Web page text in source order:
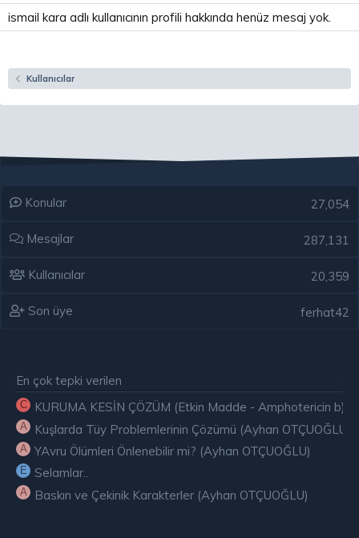
ismail kara adlı kullanıcının profili hakkında henüz mesaj yok.
Kullanıcılar
Konular 27,054
Mesajlar 287,131
Kullanıcılar 20,359
Son üye ferhat42
En çok tepki verilen
C KURUMA KESİN ÇÖZÜM (Etkin Madde - Amphotericin b)
A Kuşlarda Tüy Problemlerinin Çözümü (Ayhan OTÇUOĞLU)
A YAvru Ölümleri Önlenebilir mi? (Ayhan OTÇUOĞLU)
E Selamlar..
A Baskın ve Çekinik Karakterler (Ayhan OTÇUOĞLU)